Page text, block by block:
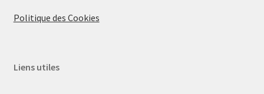
Politique des Cookies
Liens utiles